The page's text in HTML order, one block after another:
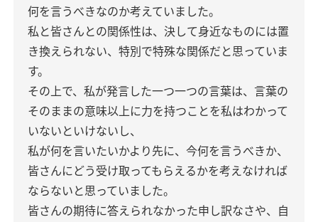
何を言うべきなのか考えていました。
私と皆さんとの関係性は、決して身近なものには置
き換えられない、特別で特殊な関係だと思っていま
す。
その上で、私が発言した一つ一つの言葉は、言葉の
そのままの意味以上に力を持つことを私はわかって
いないといけないし、
私が何を言いたいかより先に、今何を言うべきか、
皆さんにどう受け取ってもらえるかを考えなければ
ならないと思っていました。
皆さんの期待に答えられなかった申し訳なさや、自